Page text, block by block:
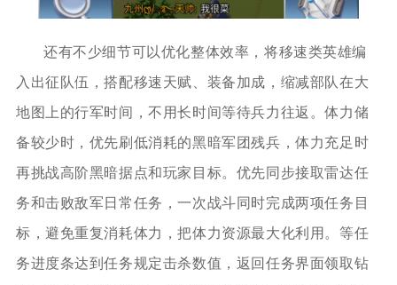
还有不少细节可以优化整体效率，将移速类英雄编
入出征队伍，搭配移速天赋、装备加成，缩减部队在大
地图上的行军时间，不用长时间等待兵力往返。体力储
备较少时，优先刷低消耗的黑暗军团残兵，体力充足时
再挑战高阶黑暗据点和玩家目标。优先同步接取雷达任
务和击败敌军日常任务，一次战斗同时完成两项任务目
标，避免重复消耗体力，把体力资源最大化利用。等任
务进度条达到任务规定击杀数值，返回任务界面领取钻